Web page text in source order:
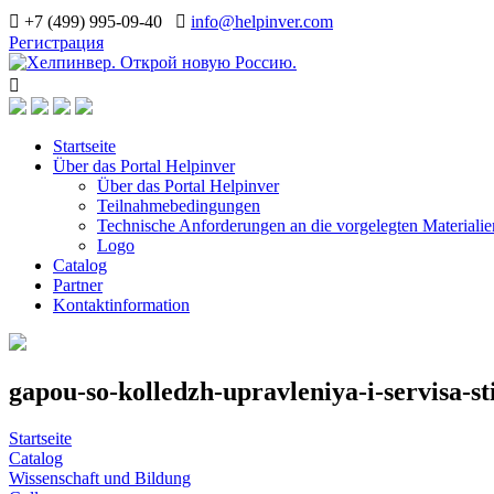
+7 (499) 995-09-40
info@helpinver.com
Регистрация
Startseite
Über das Portal Helpinver
Über das Portal Helpinver
Teilnahmebedingungen
Technische Anforderungen an die vorgelegten
Logo
Catalog
Partner
Kontaktinformation
gapou-so-kolledzh-upravleniya-i-servisa-
Startseite
Catalog
Wissenschaft und Bildung